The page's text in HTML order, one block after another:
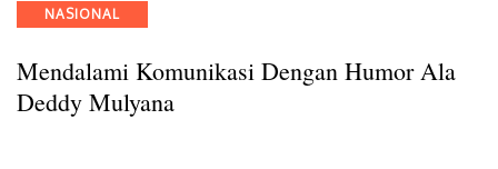
Deddy
Categories
NASIONAL
Mendalami Komunikasi Dengan Humor Ala
Deddy Mulyana